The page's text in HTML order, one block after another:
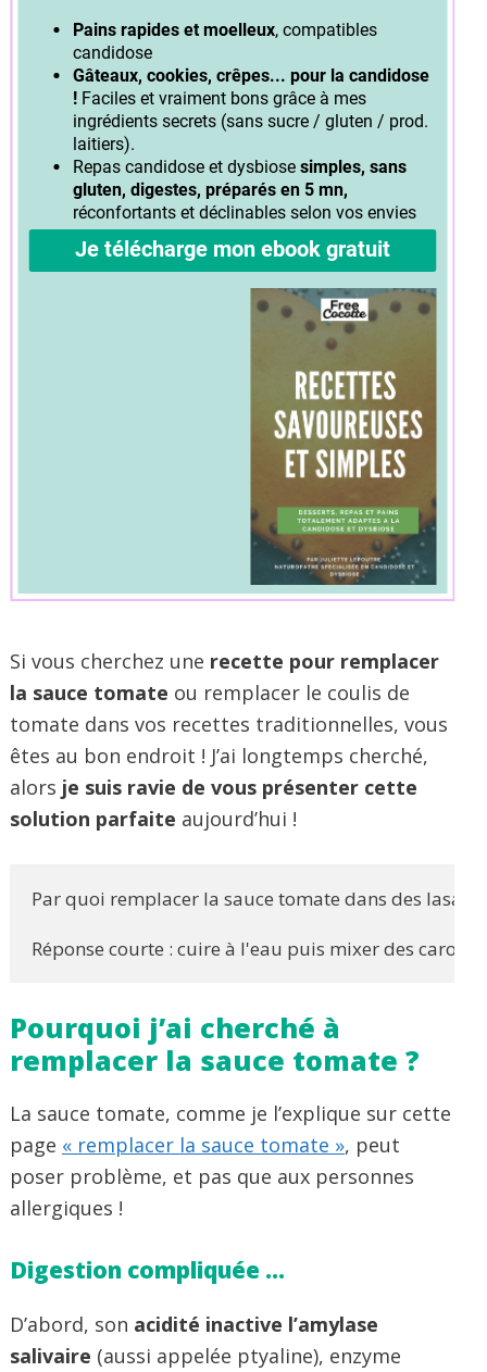
Si vous cherchez une recette pour remplacer
la sauce tomate ou remplacer le coulis de
tomate dans vos recettes traditionnelles, vous
êtes au bon endroit ! J’ai longtemps cherché,
alors je suis ravie de vous présenter cette
solution parfaite aujourd’hui !
Par quoi remplacer la sauce tomate dans des
Réponse courte : cuire à l'eau puis mixer des
Pourquoi j’ai cherché à
remplacer la sauce tomate ?
La sauce tomate, comme je l’explique sur cette
page « remplacer la sauce tomate », peut
poser problème, et pas que aux personnes
allergiques !
Digestion compliquée …
D’abord, son acidité inactive l’amylase
salivaire (aussi appelée ptyaline), enzyme